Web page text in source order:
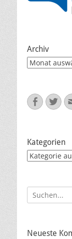
Archiv
Archiv
Kategorien
Kategorien
Suche
nach:
Neueste